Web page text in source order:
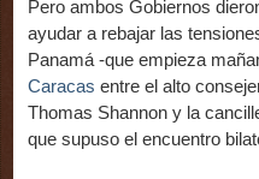
Pero ambos Gobiernos
ayudar a rebajar las
Panamá -que empieza
Caracas entre el alto
Thomas Shannon y la
que supuso el encuentro